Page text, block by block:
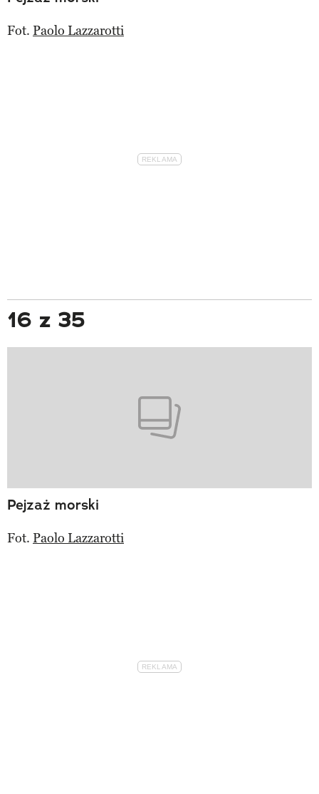
Fot. Paolo Lazzarotti
16 z 35
Pejzaż morski
Fot. Paolo Lazzarotti